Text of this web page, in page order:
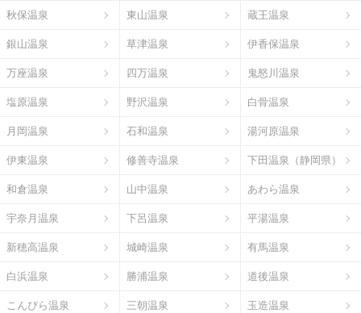
秋保温泉 東山温泉 蔵王温泉
銀山温泉 草津温泉 伊香保温泉
万座温泉 四万温泉 鬼怒川温泉
塩原温泉 野沢温泉 白骨温泉
月岡温泉 石和温泉 湯河原温泉
伊東温泉 修善寺温泉 下田温泉（静岡県）
和倉温泉 山中温泉 あわら温泉
宇奈月温泉 下呂温泉 平湯温泉
新穂高温泉 城崎温泉 有馬温泉
白浜温泉 勝浦温泉 道後温泉
こんぴら温泉 三朝温泉 玉造温泉